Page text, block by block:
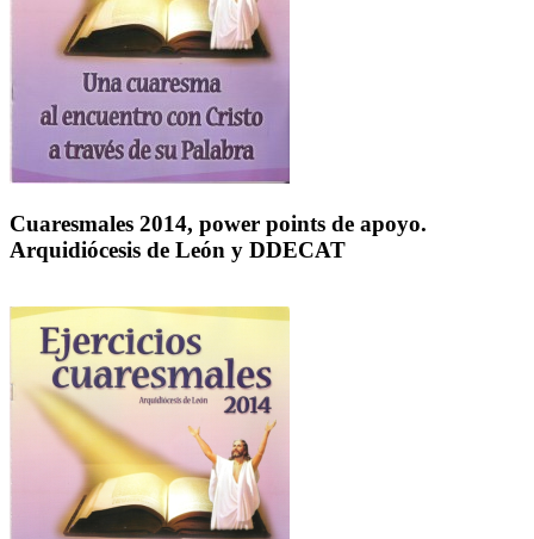
Cuaresmales 2014, power points de apoyo.
Arquidiócesis de León y DDECAT